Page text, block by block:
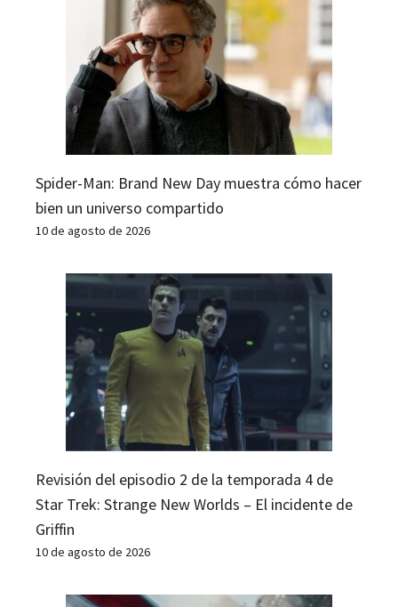
Spider-Man: Brand New Day muestra cómo hacer
bien un universo compartido
10 de agosto de 2026
Revisión del episodio 2 de la temporada 4 de
Star Trek: Strange New Worlds – El incidente de
Griffin
10 de agosto de 2026